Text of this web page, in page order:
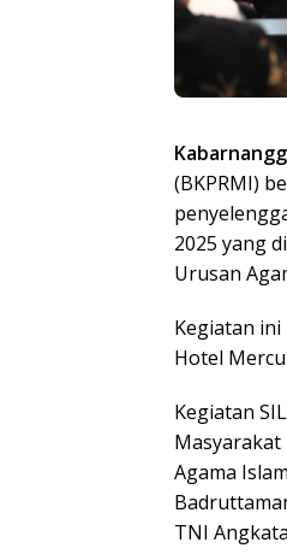
(BKPRMI)
2025 yang
Urusan
Kegiatan
Hotel
Kegiatan
Masyarakat
Agama
TNI